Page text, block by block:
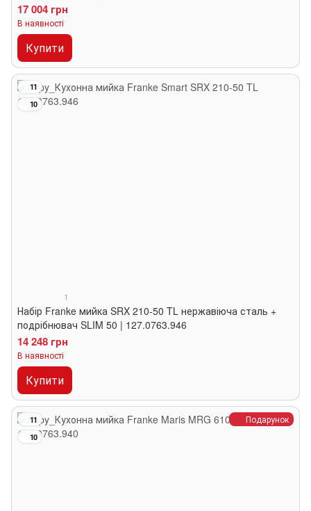
17 004 грн
В наявності
Купити
11
10
1
Набір Franke мийка SRX 210-50 TL нержавіюча сталь +
подрібнювач SLIM 50 | 127.0763.946
14 248 грн
В наявності
Купити
Подарунок
11
10